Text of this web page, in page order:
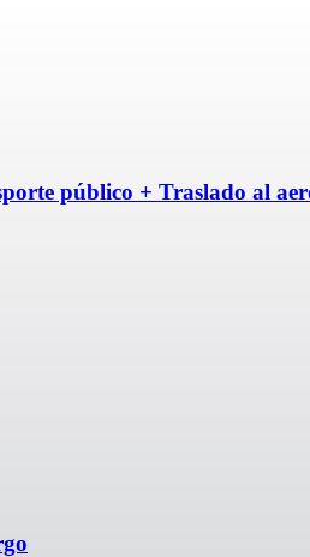
público + Traslado al